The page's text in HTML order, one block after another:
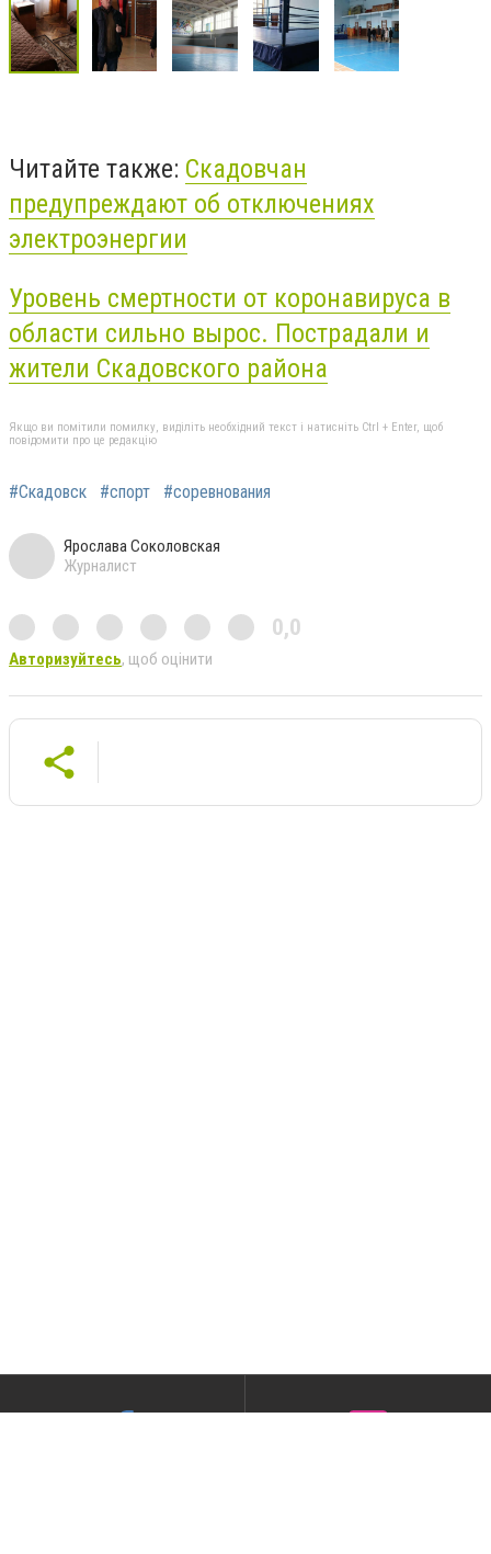
Читайте также: Скадовчан
предупреждают об отключениях
электроэнергии
Уровень смертности от коронавируса в
области сильно вырос. Пострадали и
жители Скадовского района
Якщо ви помітили помилку, виділіть необхідний текст і натисніть Ctrl + Enter, щоб
повідомити про це редакцію
#Скадовск #спорт #соревнования
Ярослава Соколовская
Журналист
0,0
Авторизуйтесь, щоб оцінити